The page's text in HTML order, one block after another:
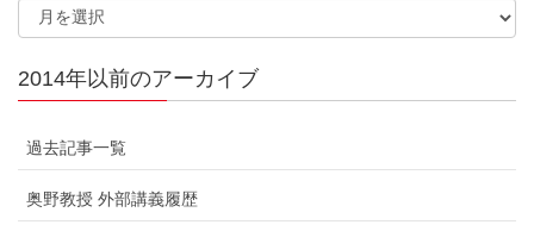
2014年以前のアーカイブ
過去記事一覧
奥野教授 外部講義履歴